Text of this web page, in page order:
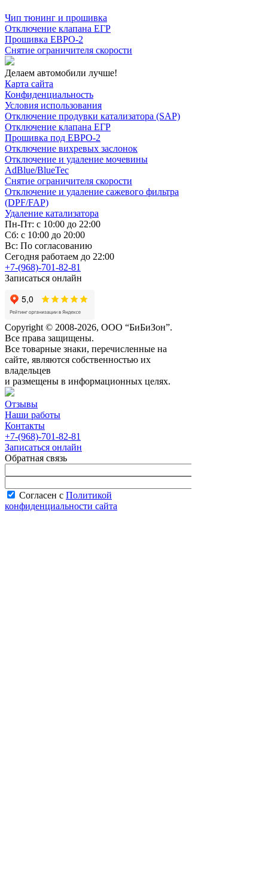
Чип тюнинг и прошивка
Отключение клапана ЕГР
Прошивка ЕВРО-2
Снятие ограничителя скорости
Делаем автомобили лучше!
Карта сайта
Конфиденциальность
Условия использования
Отключение продувки катализатора (SAP)
Отключение клапана ЕГР
Прошивка под ЕВРО-2
Отключение вихревых заслонок
Отключение и удаление мочевины
AdBlue/BlueTec
Снятие ограничителя скорости
Отключение и удаление сажевого фильтра
(DPF/FAP)
Удаление катализатора
Пн-Пт: с 10:00 до 22:00
Сб: с 10:00 до 20:00
Вс: По согласованию
Сегодня работаем до 22:00
+7-(968)-701-82-81
Записаться онлайн
Copyright © 2008-2026, ООО “БиБиЗон”.
Все права защищены.
Все товарные знаки, перечисленные на
сайте, являются собственностью их
владельцев
и размещены в информационных целях.
Отзывы
Наши работы
Контакты
+7-(968)-701-82-81
Записаться онлайн
Обратная связь
Согласен с Политикой
конфиденциальности сайта